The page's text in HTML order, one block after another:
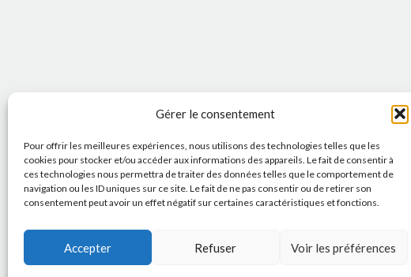
Gérer le consentement
Pour offrir les meilleures expériences, nous utilisons des technologies telles que les
cookies pour stocker et/ou accéder aux informations des appareils. Le fait de consentir à
ces technologies nous permettra de traiter des données telles que le comportement de
navigation ou les ID uniques sur ce site. Le fait de ne pas consentir ou de retirer son
consentement peut avoir un effet négatif sur certaines caractéristiques et fonctions.
Accepter Refuser Voir les préférences